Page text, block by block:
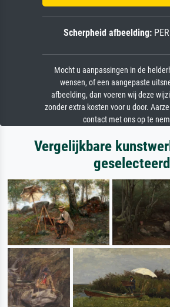
Scherpheid afbeelding:
Mocht u aanpassingen in de
wensen, of een aangepaste
afbeelding, dan voeren wij deze
zonder extra kosten voor u door.
contact met ons op te
Vergelijkbare
geselecteerd